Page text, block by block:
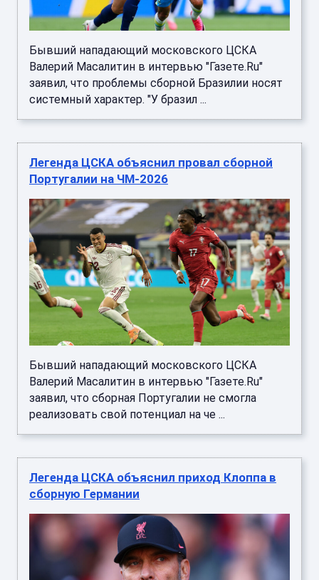
Бывший нападающий московского ЦСКА
Валерий Масалитин в интервью "Газете.Ru"
заявил, что проблемы сборной Бразилии носят
системный характер. "У бразил ...
Легенда ЦСКА объяснил провал сборной
Португалии на ЧМ-2026
Бывший нападающий московского ЦСКА
Валерий Масалитин в интервью "Газете.Ru"
заявил, что сборная Португалии не смогла
реализовать свой потенциал на че ...
Легенда ЦСКА объяснил приход Клоппа в
сборную Германии